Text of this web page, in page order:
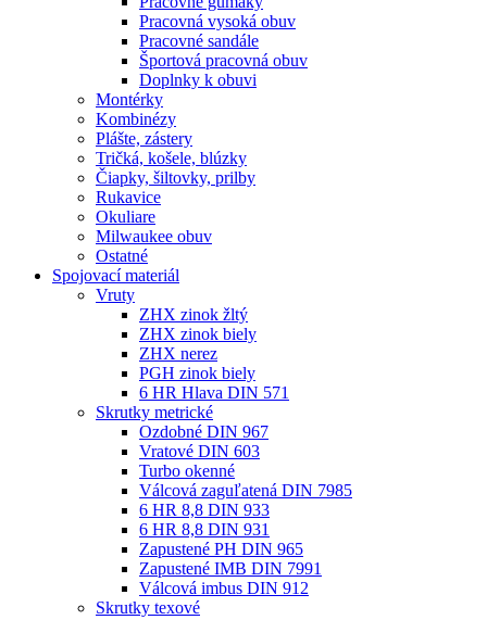
Pracovná vysoká obuv
Pracovné sandále
Športová pracovná obuv
Doplnky k obuvi
Montérky
Kombinézy
Plášte, zástery
Tričká, košele, blúzky
Čiapky, šiltovky, prilby
Rukavice
Okuliare
Milwaukee obuv
Ostatné
Spojovacímateriál
Vruty
ZHX zinok žltý
ZHX zinok biely
ZHX nerez
PGH zinok biely
6 HR Hlava DIN 571
Skrutky metrické
Ozdobné DIN 967
Vratové DIN 603
Turbo okenné
Válcová zaguľatená DIN 7985
6 HR 8,8 DIN 933
6 HR 8,8 DIN 931
Zapustené PH DIN 965
Zapustené IMB DIN 7991
Válcová imbus DIN 912
Skrutky texové